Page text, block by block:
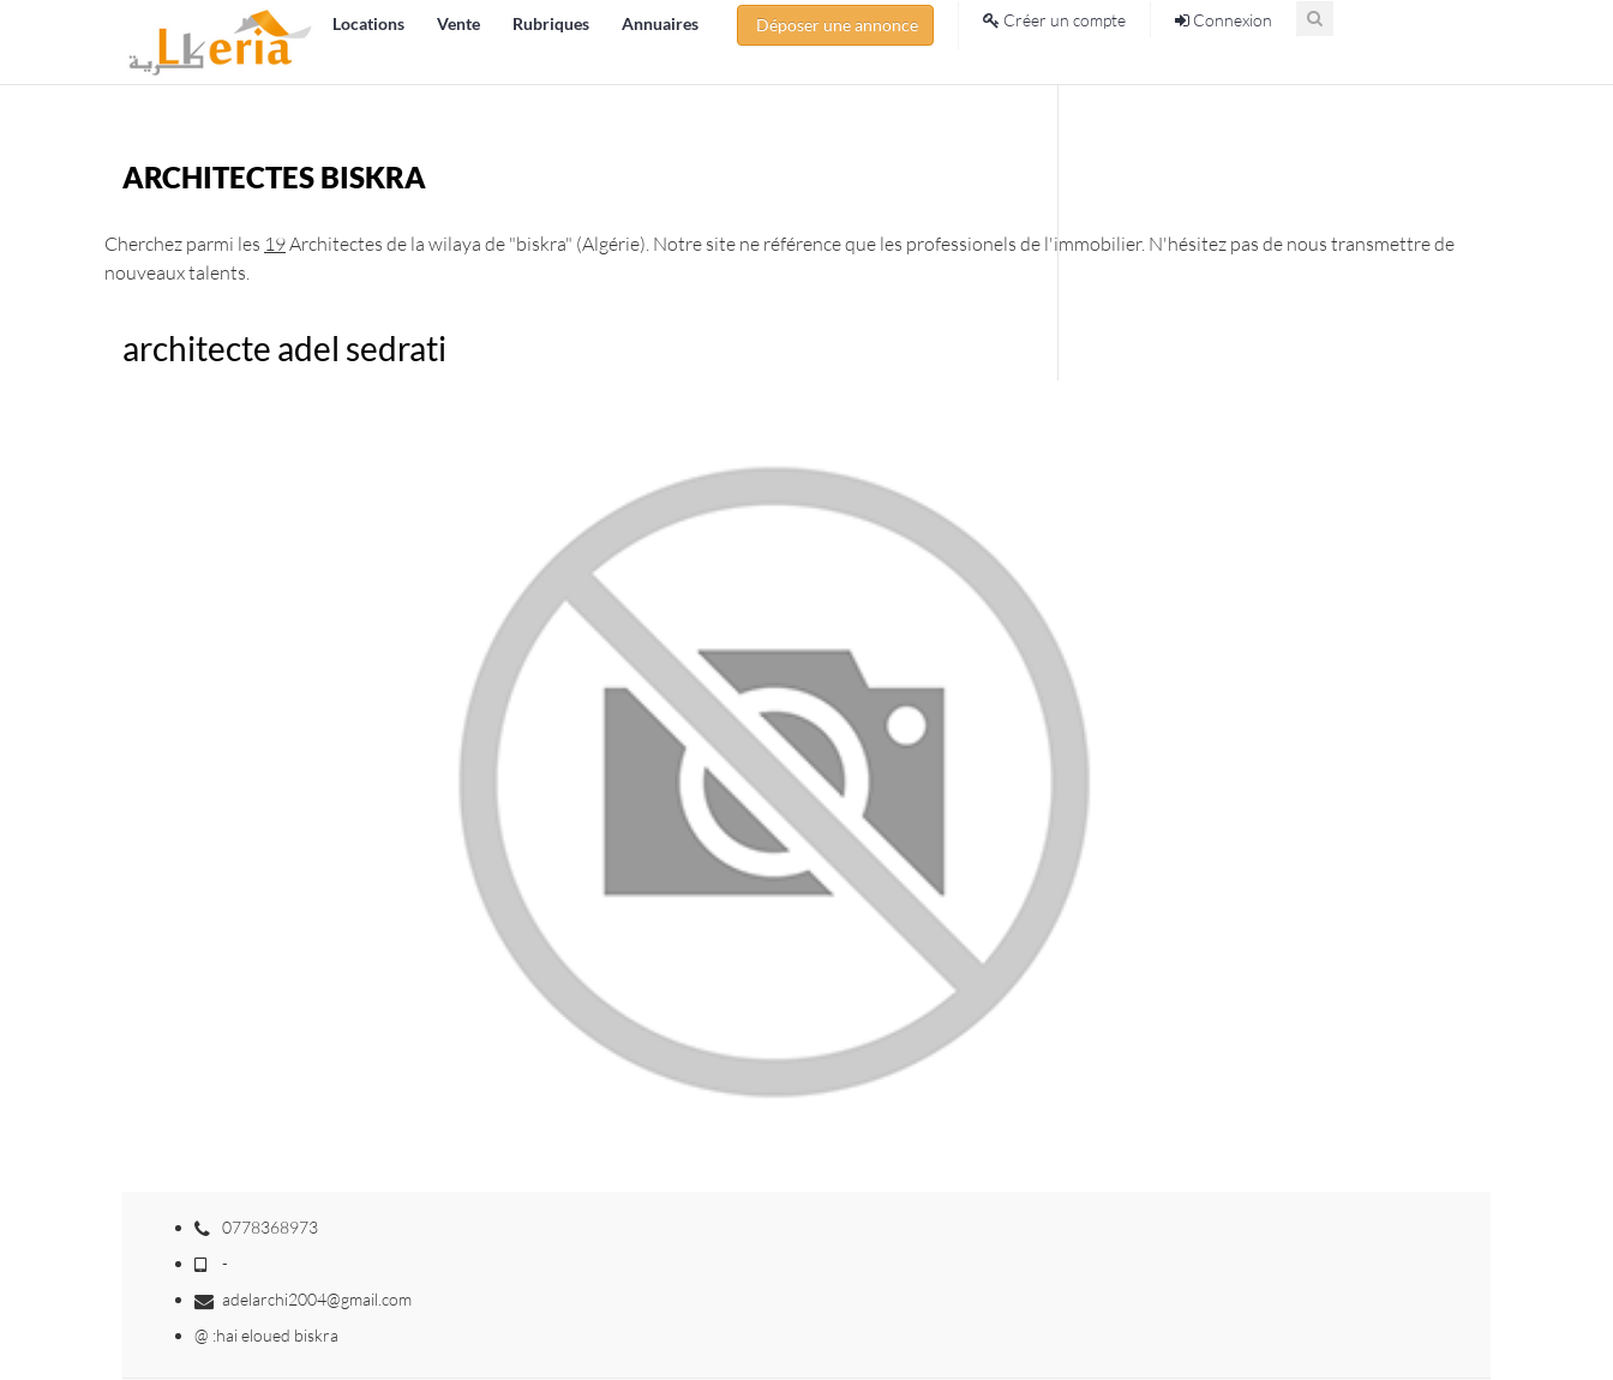
Locations Vente Rubriques Annuaires Déposer une annonce Créer un compte Connexion
ARCHITECTES BISKRA
Cherchez parmi les 19Architectes de la wilaya de "biskra" (Algérie). Notre site ne référence que les professionels de l'immobilier. N'hésitez pas de nous transmettre de
nouveaux talents.
architecte adel sedrati
0778368973
-
adelarchi2004@gmail.com
@ :hai eloued biskra